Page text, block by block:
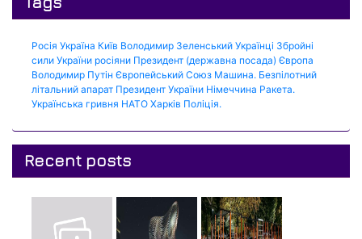
Росія Україна Київ Володимир Зеленський Українці Збройні
сили України росіяни Президент (державна посада) Європа
Володимир Путін Європейський Союз Машина. Безпілотний
літальний апарат Президент України Німеччина Ракета.
Українська гривня НАТО Харків Поліція.
Recent posts